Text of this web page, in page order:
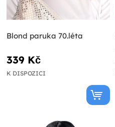
Blond paruka 70.léta
339 Kč
K DISPOZICI